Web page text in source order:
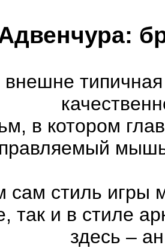
внешне
в котором
сам стиль игры
так и в стиле
здесь –